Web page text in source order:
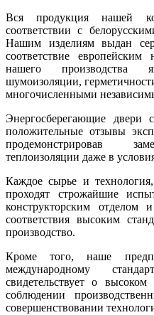
Вся продукция нашей
соответствии с
Нашим изделиям выдан
соответствие
нашего производства
шумоизоляции,
многочисленными
Энергосберегающие двери
положительные отзывы
продемонстрировав
теплоизоляции даже в
Каждое сырье и
проходят строжайшие
конструкторским отделом
соответствия высоким
производство.
Кроме того, наше
международному
свидетельствует о
соблюдении
совершенствовании